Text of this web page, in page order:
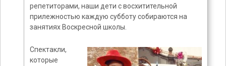
репетиторами, наши дети с восхитительной
прилежностью каждую субботу собираются на
занятиях Воскресной школы.
Спектакли,
которые